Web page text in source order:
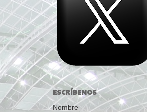
ESCRÍBENOS
Nombre